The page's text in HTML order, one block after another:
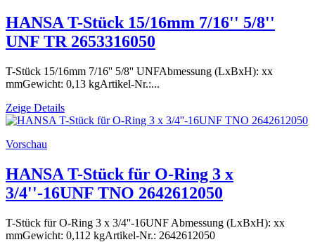
HANSA T-Stück 15/16mm 7/16'' 5/8''
UNF TR 2653316050
T-Stück 15/16mm 7/16'' 5/8'' UNFAbmessung (LxBxH): xx
mmGewicht: 0,13 kgArtikel-Nr.:...
Zeige Details
Vorschau
HANSA T-Stück für O-Ring 3 x
3/4''-16UNF TNO 2642612050
T-Stück für O-Ring 3 x 3/4''-16UNF Abmessung (LxBxH): xx
mmGewicht: 0,112 kgArtikel-Nr.: 2642612050